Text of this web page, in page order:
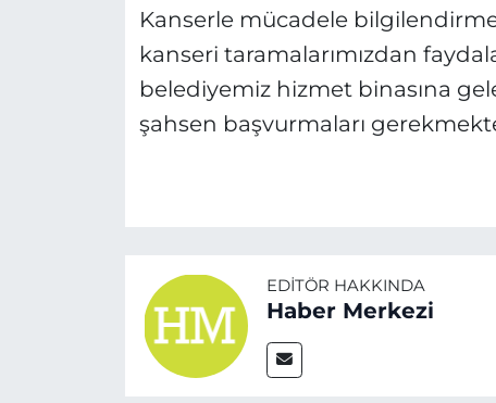
Kanserle mücadele
kanseri taramalarımızdan
belediyemiz hizmet binasına
şahsen başvurmaları
EDITÖR HAKKINDA
Haber Merkezi